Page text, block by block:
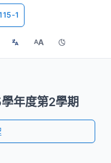
1
AA
年度第2學期